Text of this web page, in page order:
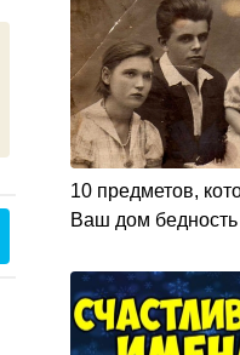
10 предметов,
Ваш дом бедность